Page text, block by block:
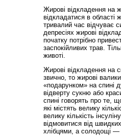
Жирові відкладення на
відкладатися в
тривалий час відчуває
депресіях жирові
початку потрібно
заспокійливих трав.
животі.
Жирові відкладення на
звично, то жирові
«подарунком» на спині
відверту сукню або
спині говорять про те,
які містять велику
велику кількість
відмовитися від
хлібцями, а солодощі